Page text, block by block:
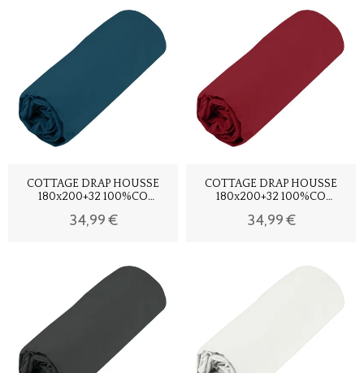
COTTAGE DRAP HOUSSE
180x200+32 100%CO
34,99 €
COTTAGE DRAP HOUSSE
180x200+32 100%CO
34,99 €